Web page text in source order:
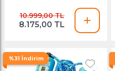
Destekli 0.75 HP
10.999,00 TL
8.175,00 TL
%31 İndirim